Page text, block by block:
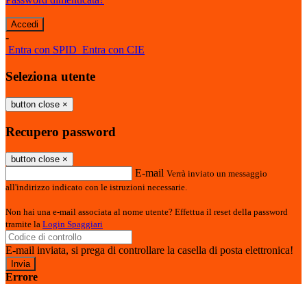
-
Entra con SPID Entra con CIE
Seleziona utente
button close ×
Recupero password
button close ×
E-mail Verrà inviato un messaggio
all'indirizzo indicato con le istruzioni necessarie.
Non hai una e-mail associata al nome utente? Effettua il reset della password
tramite la Login Spaggiari
E-mail inviata, si prega di controllare la casella di posta elettronica!
Errore